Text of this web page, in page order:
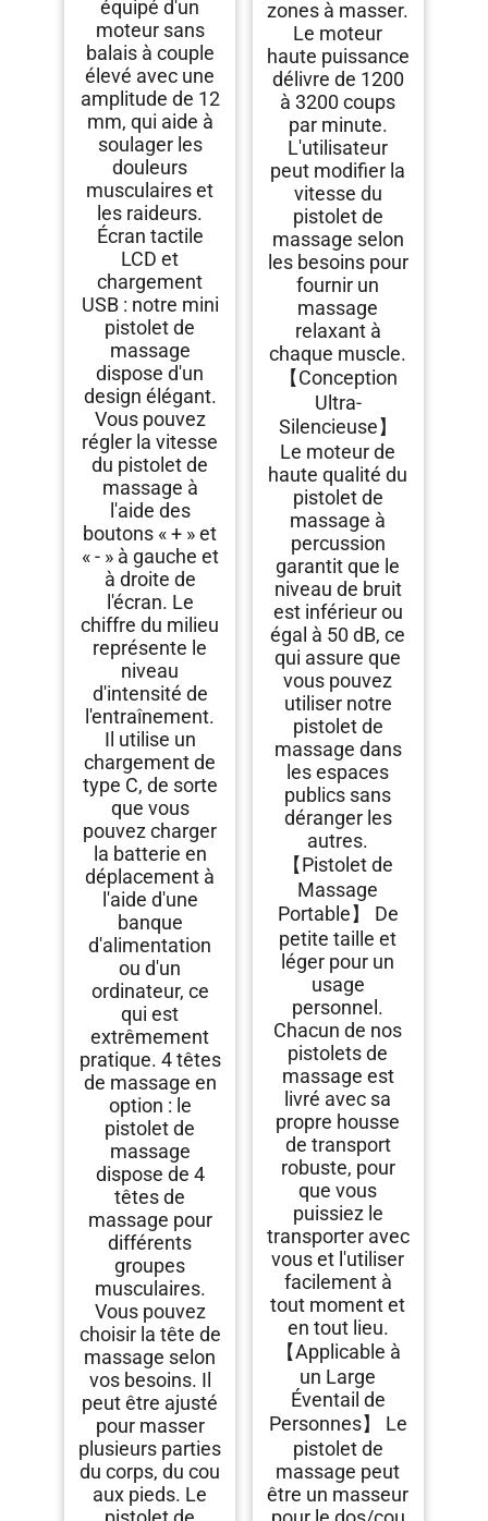
équipé d'un
moteur sans
balais à couple
élevé avec une
amplitude de 12
mm, qui aide à
soulager les
douleurs
musculaires et
les raideurs.
Écran tactile
LCD et
chargement
USB : notre mini
pistolet de
massage
dispose d'un
design élégant.
Vous pouvez
régler la vitesse
du pistolet de
massage à
l'aide des
boutons « + » et
« - » à gauche et
à droite de
l'écran. Le
chiffre du milieu
représente le
niveau
d'intensité de
l'entraînement.
Il utilise un
chargement de
type C, de sorte
que vous
pouvez charger
la batterie en
déplacement à
l'aide d'une
banque
d'alimentation
ou d'un
ordinateur, ce
qui est
extrêmement
pratique. 4 têtes
de massage en
option : le
pistolet de
massage
dispose de 4
têtes de
massage pour
différents
groupes
musculaires.
Vous pouvez
choisir la tête de
massage selon
vos besoins. Il
peut être ajusté
pour masser
plusieurs parties
du corps, du cou
aux pieds. Le
zones à masser.
Le moteur
haute puissance
délivre de 1200
à 3200 coups
par minute.
L'utilisateur
peut modifier la
vitesse du
pistolet de
massage selon
les besoins pour
fournir un
massage
relaxant à
chaque muscle.
【Conception
Ultra-
Silencieuse】
Le moteur de
haute qualité du
pistolet de
massage à
percussion
garantit que le
niveau de bruit
est inférieur ou
égal à 50 dB, ce
qui assure que
vous pouvez
utiliser notre
pistolet de
massage dans
les espaces
publics sans
déranger les
autres.
【Pistolet de
Massage
Portable】 De
petite taille et
léger pour un
usage
personnel.
Chacun de nos
pistolets de
massage est
livré avec sa
propre housse
de transport
robuste, pour
que vous
puissiez le
transporter avec
vous et l'utiliser
facilement à
tout moment et
en tout lieu.
【Applicable à
un Large
Éventail de
Personnes】 Le
pistolet de
massage peut
être un masseur